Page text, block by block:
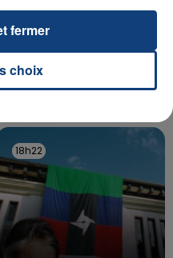
SE FAIRE
RESSORT DE LA...
la clinique qui a
présenté ses
18h22
18h22
choix
fermer